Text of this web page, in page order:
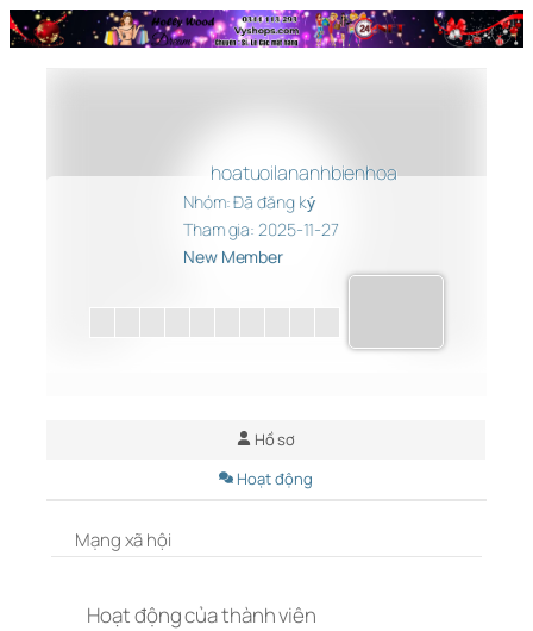
Chuyển
đến
hoatuoilananhbienhoa
Nhóm: Đã đăng ký
Tham gia: 2025-11-27
New Member
Hồ sơ
Hoạt động
Mạng xã hội
Hoạt động của thành viên